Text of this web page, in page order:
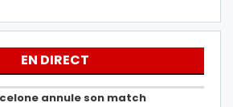
EN DIRECT
annule son match